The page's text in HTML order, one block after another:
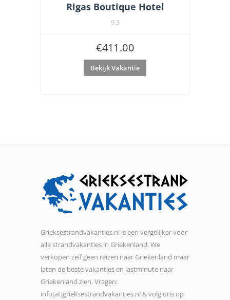
Rigas Boutique Hotel
9.3
€411.00
Bekijk Vakantie
Grieksestrandvakanties.nl is een vergelijker voor
alle strandvakanties in Griekenland. We
verkopen zelf geen reizen naar Griekenland maar
laten de beste vakanties en lastminute naar
Griekenland zien. Vragen:
info[at]grieksestrandvakanties.nl & volg ons op